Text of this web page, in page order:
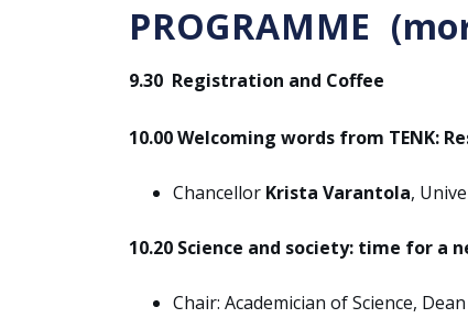
PROGRAMME
9.30 Registration and Coffee
10.00 Welcoming words from TENK:
Chancellor Krista Varantola,
10.20 Science and society: time for a
Chair: Academician of Science, Dean